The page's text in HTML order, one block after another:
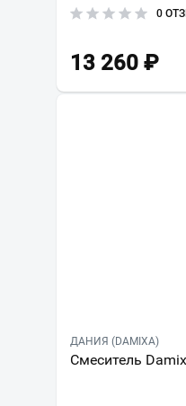
0
13 260 ₽
ДАНИЯ (DAMIXA)
Смеситель